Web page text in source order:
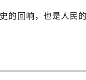
的回响，也是人民